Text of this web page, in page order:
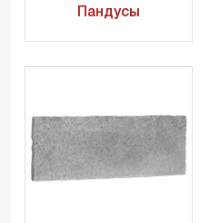
Пандусы